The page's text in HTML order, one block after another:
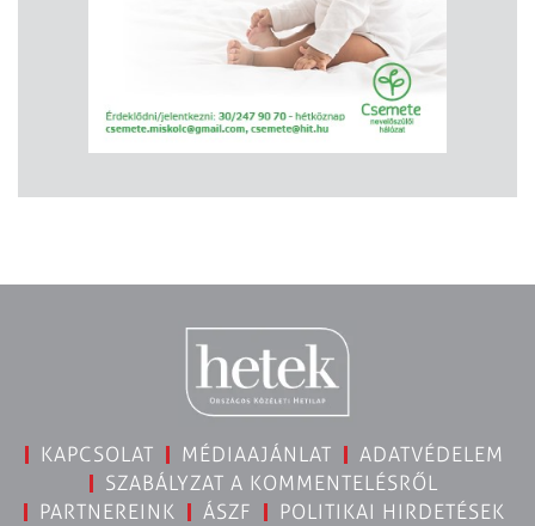
KAPCSOLAT MÉDIAAJÁNLAT
ADATVÉDELEM
SZABÁLYZAT A KOMMENTELÉSRŐL
PARTNEREINK
ÁSZF
POLITIKAI HIRDETÉSEK